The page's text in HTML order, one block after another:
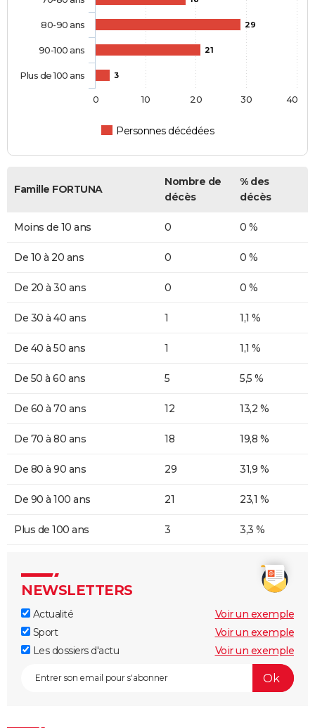
29
21
3
Personnes décédées
80-90 ans
90-100 ans
Plus de 100 ans
0 10 20 30 40
Famille FORTUNA
Nombre de
décès
% des
décès
Moins de 10 ans 0 0 %
De 10 à 20 ans 0 0 %
De 20 à 30 ans 0 0 %
De 30 à 40 ans 1 1,1 %
De 40 à 50 ans 1 1,1 %
De 50 à 60 ans 5 5,5 %
De 60 à 70 ans 12 13,2 %
De 70 à 80 ans 18 19,8 %
De 80 à 90 ans 29 31,9 %
De 90 à 100 ans 21 23,1 %
Plus de 100 ans 3 3,3 %
NEWSLETTERS
Actualité
Voir un exemple
Sport
Voir un exemple
Les dossiers d'actu
Voir un exemple